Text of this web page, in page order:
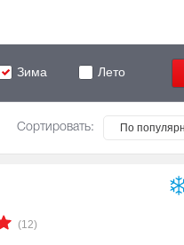
Зима Лето
Сортировать: По
(12)